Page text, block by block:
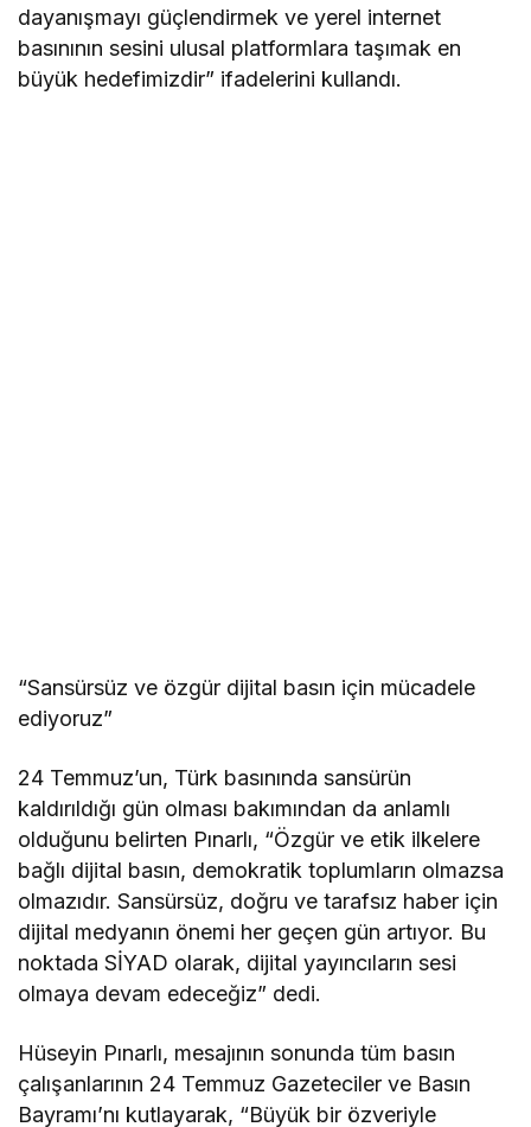
dayanışmayı güçlendirmek ve yerel internet
basınının sesini ulusal platformlara taşımak en
büyük hedefimizdir” ifadelerini kullandı.
“Sansürsüz ve özgür dijital basın için mücadele
ediyoruz”
24 Temmuz’un, Türk basınında sansürün
kaldırıldığı gün olması bakımından da anlamlı
olduğunu belirten Pınarlı, “Özgür ve etik ilkelere
bağlı dijital basın, demokratik toplumların olmazsa
olmazıdır. Sansürsüz, doğru ve tarafsız haber için
dijital medyanın önemi her geçen gün artıyor. Bu
noktada SİYAD olarak, dijital yayıncıların sesi
olmaya devam edeceğiz” dedi.
Hüseyin Pınarlı, mesajının sonunda tüm basın
çalışanlarının 24 Temmuz Gazeteciler ve Basın
Bayramı’nı kutlayarak, “Büyük bir özveriyle